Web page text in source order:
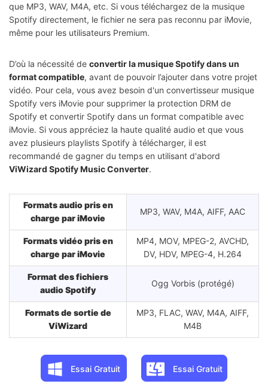
que MP3, WAV, M4A, etc. Si vous téléchargez de la musique
Spotify directement, le fichier ne sera pas reconnu par iMovie,
même pour les utilisateurs Premium.
D’où la nécessité de convertir la musique Spotify dans un
format compatible, avant de pouvoir l’ajouter dans votre projet
vidéo. Pour cela, vous avez besoin d'un convertisseur musique
Spotify vers iMovie pour supprimer la protection DRM de
Spotify et convertir Spotify dans un format compatible avec
iMovie. Si vous appréciez la haute qualité audio et que vous
avez plusieurs playlists Spotify à télécharger, il est
recommandé de gagner du temps en utilisant d'abord
ViWizard Spotify Music Converter.
Formats audio pris en
charge par iMovie
MP3, WAV, M4A, AIFF, AAC
Formats vidéo pris en
charge par iMovie
MP4, MOV, MPEG-2, AVCHD,
DV, HDV, MPEG-4, H.264
Format des fichiers
audio Spotify
Ogg Vorbis (protégé)
Formats de sortie de
ViWizard
MP3, FLAC, WAV, M4A, AIFF,
M4B
Essai Gratuit Essai Gratuit